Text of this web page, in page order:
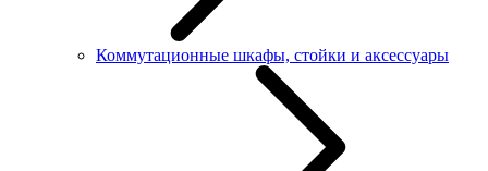
Коммутационные шкафы, стойки и аксессуары